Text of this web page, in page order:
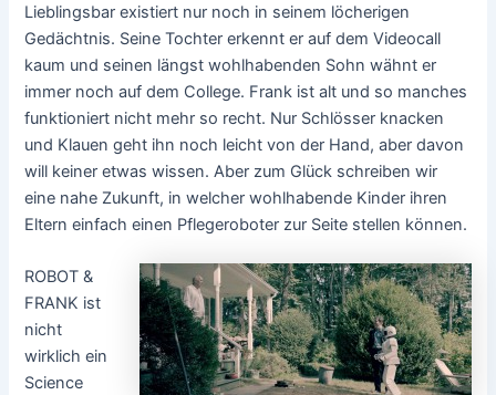
Lieblingsbar existiert nur noch in seinem löcherigen
Gedächtnis. Seine Tochter erkennt er auf dem Videocall
kaum und seinen längst wohlhabenden Sohn wähnt er
immer noch auf dem College. Frank ist alt und so manches
funktioniert nicht mehr so recht. Nur Schlösser knacken
und Klauen geht ihn noch leicht von der Hand, aber davon
will keiner etwas wissen. Aber zum Glück schreiben wir
eine nahe Zukunft, in welcher wohlhabende Kinder ihren
Eltern einfach einen Pflegeroboter zur Seite stellen können.
ROBOT &
FRANK ist
nicht
wirklich ein
Science